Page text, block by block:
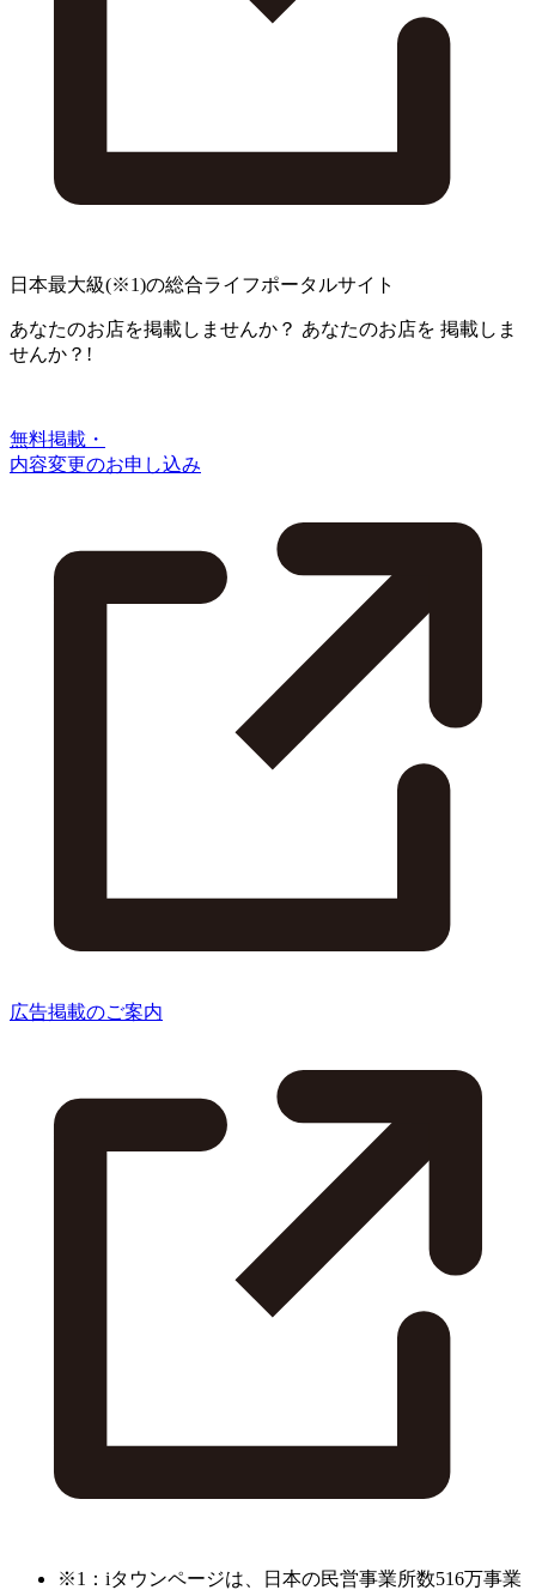
日本最大級(※1)の総合ライフポータルサイト
あなたのお店を掲載しませんか？ あなたのお店を 掲載しま
せんか？!
無料掲載・
内容変更のお申し込み
広告掲載のご案内
※1：iタウンページは、日本の民営事業所数516万事業